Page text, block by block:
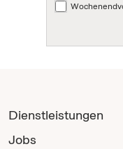
Dienstleistungen
Jobs